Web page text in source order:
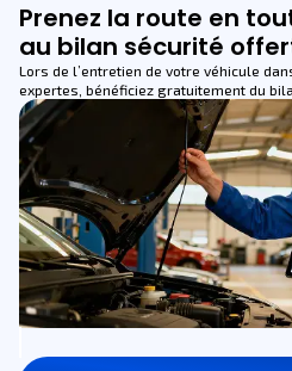
Prenez la route en
au bilan sécurité
Lors de l’entretien de votre véhicule
expertes, bénéficiez gratuitement du